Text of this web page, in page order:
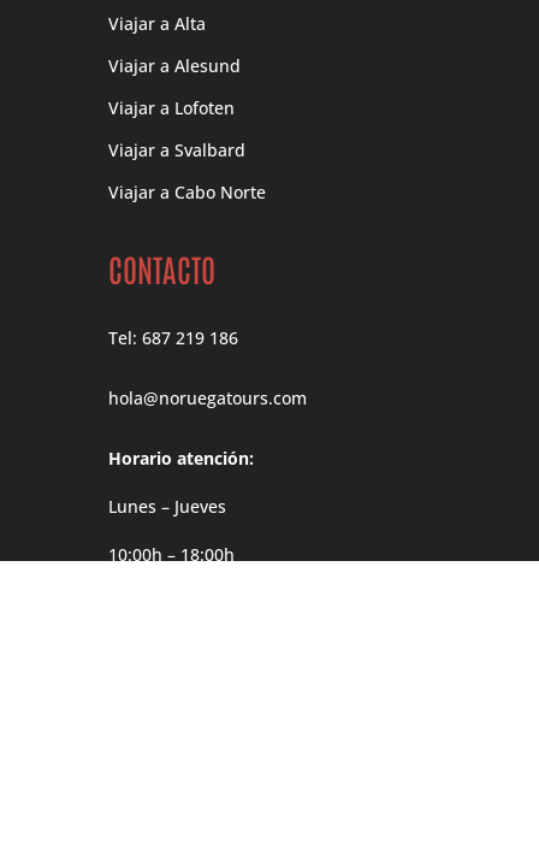
Viajar a Alta
Viajar a Alesund
Viajar a Lofoten
Viajar a Svalbard
Viajar a Cabo Norte
CONTACTO
Tel: 687 219 186
hola@noruegatours.com
Horario atención:
Lunes – Jueves
10:00h – 18:00h